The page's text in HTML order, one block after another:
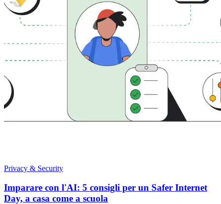
Privacy & Security
Imparare con l'AI: 5 consigli per un Safer Internet
Day, a casa come a scuola